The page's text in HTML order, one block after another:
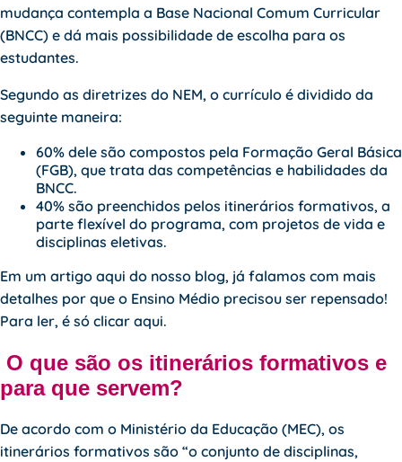
mudança contempla a Base Nacional Comum Curricular
(BNCC) e dá mais possibilidade de escolha para os
estudantes.
Segundo as diretrizes do NEM, o currículo é dividido da
seguinte maneira:
60% dele são compostos pela Formação Geral Básica
(FGB), que trata das competências e habilidades da
BNCC.
40% são preenchidos pelos itinerários formativos, a
parte flexível do programa, com projetos de vida e
disciplinas eletivas.
Em um artigo aqui do nosso blog, já falamos com mais
detalhes por que o Ensino Médio precisou ser repensado!
Para ler, é só clicar aqui.
O que são os itinerários formativos e
para que servem?
De acordo com o Ministério da Educação (MEC), os
itinerários formativos são “o conjunto de disciplinas,